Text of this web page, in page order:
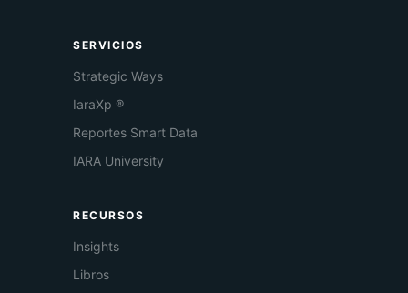
SERVICIOS
Strategic Ways
IaraXp ®
Reportes Smart Data
IARA University
RECURSOS
Insights
Libros